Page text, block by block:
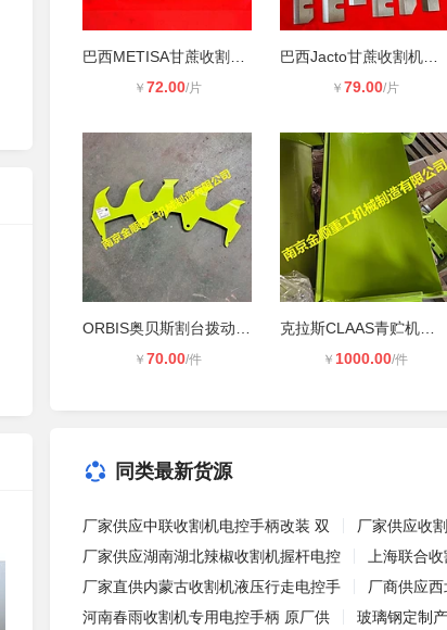
￥ 72.00/片 ￥ 79.00/片
￥ 70.00/件 ￥ 1000.00/件
同类最新货源
厂家供应中联收割机电控手柄改装 双 厂家供应收
厂家供应湖南湖北辣椒收割机握杆电控
上海联合
厂家直供内蒙古收割机液压行走电控手
厂商供应
河南春雨收割机专用电控手柄 原厂供
玻璃钢定制